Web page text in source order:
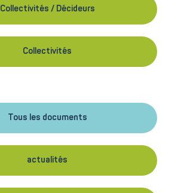
Collectivités / Décideurs
Collectivités
Tous les documents
actualités